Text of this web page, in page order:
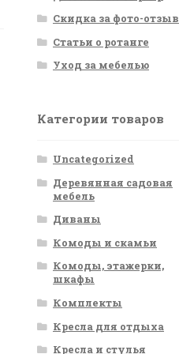
Скидка за фото-отзыв
Статьи о ротанге
Уход за мебелью
Категории товаров
Uncategorized
Деревянная садовая
мебель
Диваны
Комоды и скамьи
Комоды, этажерки,
шкафы
Комплекты
Кресла для отдыха
Кресла и стулья